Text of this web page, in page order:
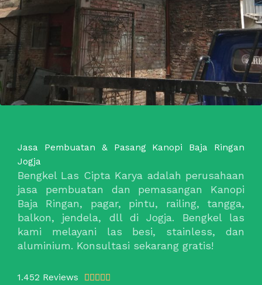
Jasa Pembuatan & Pasang Kanopi Baja Ringan
Jogja
Bengkel Las Cipta Karya adalah perusahaan
jasa pembuatan dan pemasangan Kanopi
Baja Ringan, pagar, pintu, railing, tangga,
balkon, jendela, dll di Jogja. Bengkel las
kami melayani las besi, stainless, dan
aluminium. Konsultasi sekarang gratis!
1.452 Reviews 